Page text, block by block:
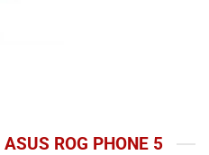
ROG PHONE 5